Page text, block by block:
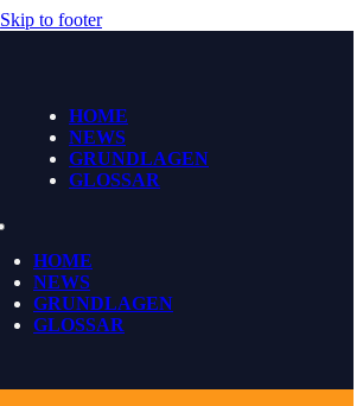
Skip to footer
HOME
NEWS
GRUNDLAGEN
GLOSSAR
HOME
NEWS
GRUNDLAGEN
GLOSSAR